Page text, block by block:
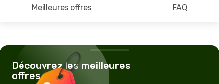
Meilleures offres FAQ
Découvrez les meilleures
offres